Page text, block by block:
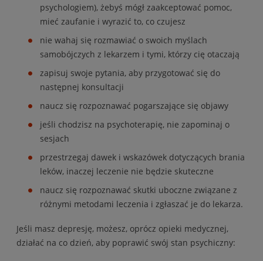
psychologiem), żebyś mógł zaakceptować pomoc,
mieć zaufanie i wyrazić to, co czujesz
nie wahaj się rozmawiać o swoich myślach
samobójczych z lekarzem i tymi, którzy cię otaczają
zapisuj swoje pytania, aby przygotować się do
następnej konsultacji
naucz się rozpoznawać pogarszające się objawy
jeśli chodzisz na psychoterapię, nie zapominaj o
sesjach
przestrzegaj dawek i wskazówek dotyczących brania
leków, inaczej leczenie nie będzie skuteczne
naucz się rozpoznawać skutki uboczne związane z
różnymi metodami leczenia i zgłaszać je do lekarza.
Jeśli masz depresję, możesz, oprócz opieki medycznej,
działać na co dzień, aby poprawić swój stan psychiczny: